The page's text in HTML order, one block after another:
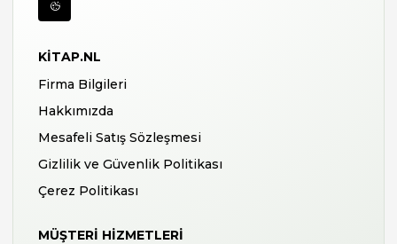
KITAP.NL
Firma Bilgileri
Hakkımızda
Mesafeli Satış Sözleşmesi
Gizlilik ve Güvenlik Politikası
Çerez Politikası
MÜŞTERI HIZMETLERI